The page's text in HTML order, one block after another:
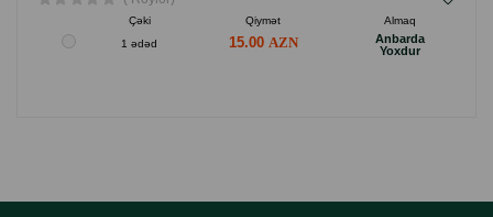
Çəki Qiymət
Almaq
1 ədəd
15.00
Anbarda
Yoxdur